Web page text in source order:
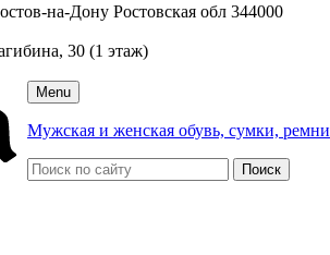
на-Дону Ростовская обл 344000
30 (1 этаж)
Menu
Мужская и женская обувь, сумки, ремни